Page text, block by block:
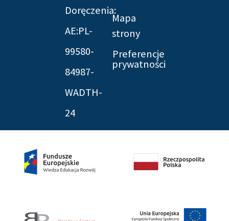
Doręczenia:
AE:PL-
99580-
84987-
WADTH-
24
Mapa
strony
Preferencje
prywatności